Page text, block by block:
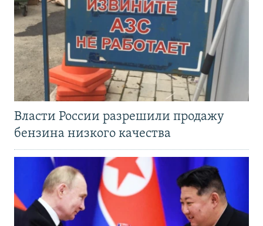
Власти России разрешили продажу
бензина низкого качества